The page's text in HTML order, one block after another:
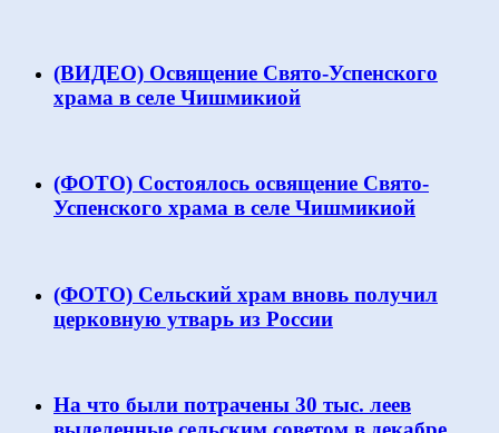
(ВИДЕО) Освящение Свято-Успенского
храма в селе Чишмикиой
(ФОТО) Состоялось освящение Свято-
Успенского храма в селе Чишмикиой
(ФОТО) Сельский храм вновь получил
церковную утварь из России
На что были потрачены 30 тыс. леев